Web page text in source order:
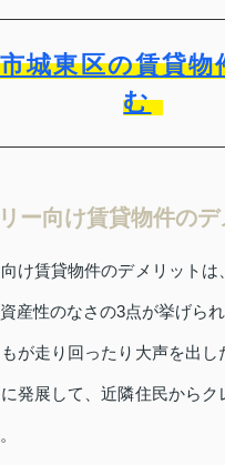
城東区の賃貸物
む
ー向け賃貸物件のデ
け賃貸物件のデメリットは
産性のなさの3点が挙げられ
が走り回ったり大声を出
発展して、近隣住民からク